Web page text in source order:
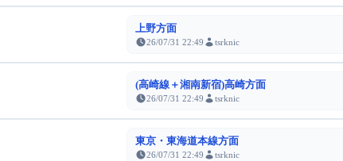
上野方面
26/07/31 22:49 tsrknic
(高崎線＋湘南新宿)高崎方面
26/07/31 22:49 tsrknic
東京・東海道本線方面
26/07/31 22:49 tsrknic